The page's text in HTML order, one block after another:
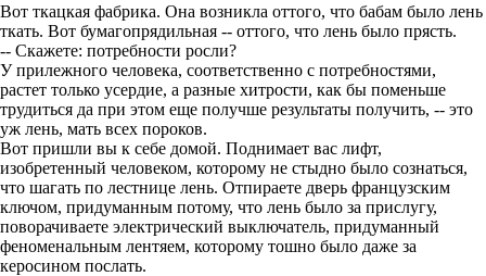
Вот ткацкая фабрика. Она возникла оттого, что бабам было лень
ткать. Вот бумагопрядильная -- оттого, что лень было прясть.
-- Скажете: потребности росли?
У прилежного человека, соответственно с потребностями,
растет только усердие, а разные хитрости, как бы поменьше
трудиться да при этом еще получше результаты получить, -- это
уж лень, мать всех пороков.
Вот пришли вы к себе домой. Поднимает вас лифт,
изобретенный человеком, которому не стыдно было сознаться,
что шагать по лестнице лень. Отпираете дверь французским
ключом, придуманным потому, что лень было за прислугу,
поворачиваете электрический выключатель, придуманный
феноменальным лентяем, которому тошно было даже за
керосином послать.